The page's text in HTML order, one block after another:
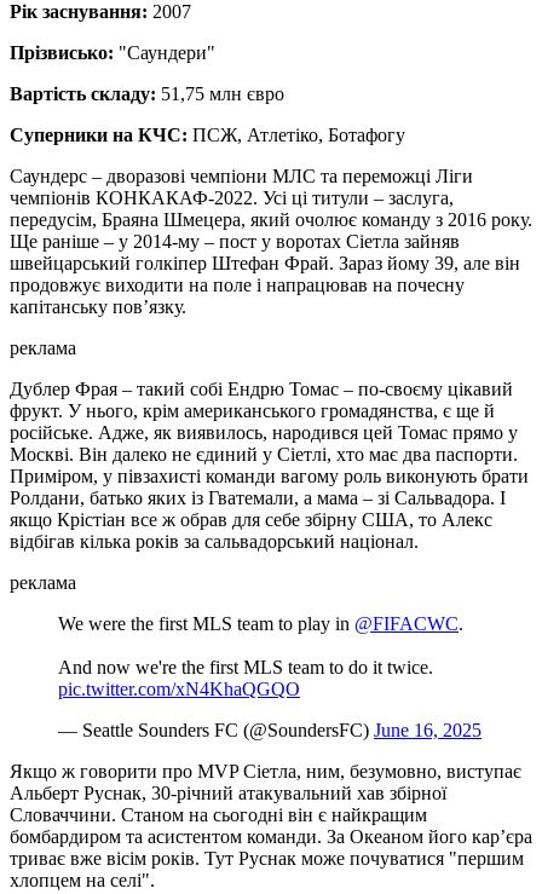
Рік заснування: 2007
Прізвисько: "Саундери"
Вартість складу: 51,75 млн євро
Суперники на КЧС: ПСЖ, Атлетіко, Ботафогу
Саундерс – дворазові чемпіони МЛС та переможці Ліги
чемпіонів КОНКАКАФ-2022. Усі ці титули – заслуга,
передусім, Браяна Шмецера, який очолює команду з 2016 року.
Ще раніше – у 2014-му – пост у воротах Сіетла зайняв
швейцарський голкіпер Штефан Фрай. Зараз йому 39, але він
продовжує виходити на поле і напрацював на почесну
капітанську пов’язку.
реклама
Дублер Фрая – такий собі Ендрю Томас – по-своєму цікавий
фрукт. У нього, крім американського громадянства, є ще й
російське. Адже, як виявилось, народився цей Томас прямо у
Москві. Він далеко не єдиний у Сіетлі, хто має два паспорти.
Приміром, у півзахисті команди вагому роль виконують брати
Ролдани, батько яких із Гватемали, а мама – зі Сальвадора. І
якщо Крістіан все ж обрав для себе збірну США, то Алекс
відбігав кілька років за сальвадорський націонал.
реклама
We were the first MLS team to play in @FIFACWC.
And now we're the first MLS team to do it twice.
pic.twitter.com/xN4KhaQGQO
— Seattle Sounders FC (@SoundersFC) June 16, 2025
Якщо ж говорити про MVP Сіетла, ним, безумовно, виступає
Альберт Руснак, 30-річний атакувальний хав збірної
Словаччини. Станом на сьогодні він є найкращим
бомбардиром та асистентом команди. За Океаном його кар’єра
триває вже вісім років. Тут Руснак може почуватися "першим
хлопцем на селі".